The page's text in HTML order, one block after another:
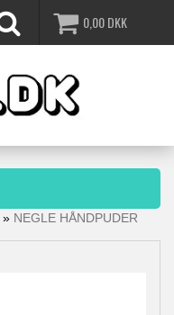
0,00DKK
» NEGLE HÅNDPUDER